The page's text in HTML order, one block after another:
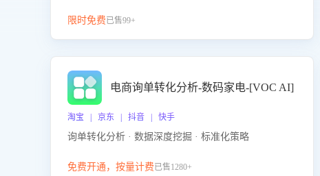
限时免费已售99+
电商询单转化分析-数码家电-[VOC AI]
淘宝 | 京东 | 抖音 | 快手
询单转化分析 · 数据深度挖掘 · 标准化策略
免费开通，按量计费已售1280+